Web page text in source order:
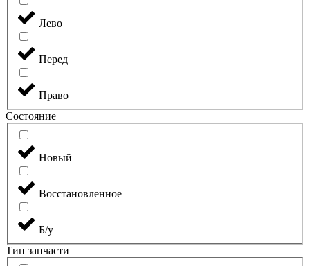
Лево
Перед
Право
Состояние
Новый
Восстановленное
Б/у
Тип запчасти